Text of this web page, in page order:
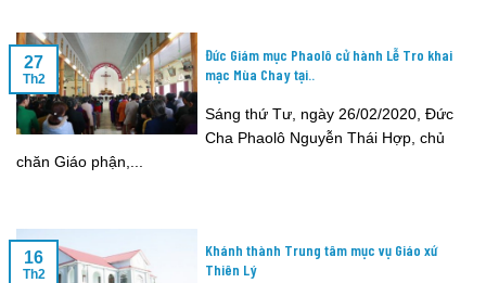
Đức Giám mục Phaolô cử hành Lễ Tro khai
mạc Mùa Chay tại..
Sáng thứ Tư, ngày 26/02/2020, Đức
Cha Phaolô Nguyễn Thái Hợp, chủ
chăn Giáo phận,...
27
Th2
Khánh thành Trung tâm mục vụ Giáo xứ
Thiên Lý
16
Th2